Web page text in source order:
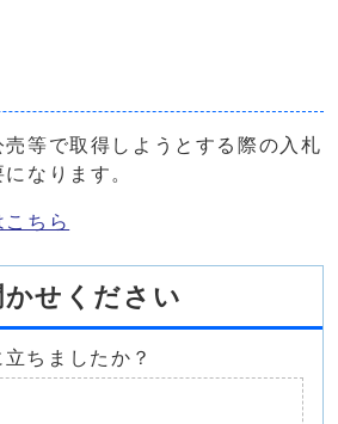
等で取得しようとする際の入札
なります。
ちら
せください
ちましたか？